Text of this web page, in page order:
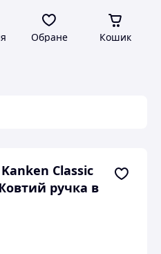
Обране Кошик
Classic
ручка в